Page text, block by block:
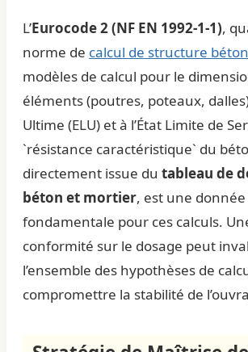
L’Eurocode 2 (NF EN 1992-1-1),
norme de calcul de structure béton
modèles de calcul pour le
éléments (poutres, poteaux,
Ultime (ELU) et à l’État Limite de
`résistance caractéristique` du
directement issue du tableau de
béton et mortier, est une donnée
fondamentale pour ces calculs.
conformité sur le dosage peut
l’ensemble des hypothèses de
compromettre la stabilité de